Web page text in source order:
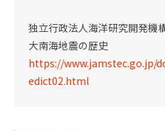
独立行政法人海洋研究開発機
大南海地震の歴史
https://www.jamstec.go.jp/
edict02.html